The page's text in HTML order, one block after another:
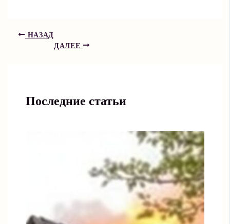
НАЗАД
ДАЛЕЕ
Последние статьи